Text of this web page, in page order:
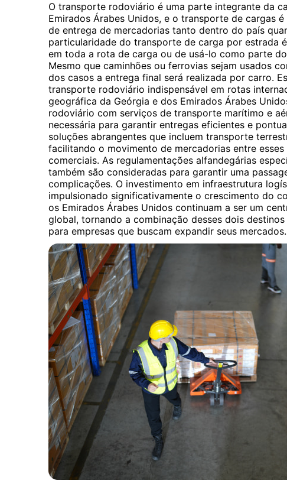
O transporte rodoviário é uma parte integrante da
Emirados Árabes Unidos, e o transporte de cargas
de entrega de mercadorias tanto dentro do país
particularidade do transporte de carga por estrada
em toda a rota de carga ou de usá-lo como parte
Mesmo que caminhões ou ferrovias sejam usados
dos casos a entrega final será realizada por carro.
transporte rodoviário indispensável em rotas
geográfica da Geórgia e dos Emirados Árabes
rodoviário com serviços de transporte marítimo e
necessária para garantir entregas eficientes e
soluções abrangentes que incluem transporte
facilitando o movimento de mercadorias entre
comerciais. As regulamentações alfandegárias
também são consideradas para garantir uma
complicações. O investimento em infraestrutura
impulsionado significativamente o crescimento do
os Emirados Árabes Unidos continuam a ser um
global, tornando a combinação desses dois
para empresas que buscam expandir seus mercados.